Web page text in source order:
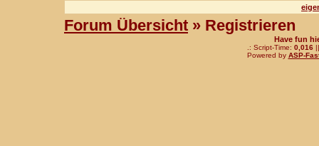
Forum Übersicht » Registrieren
Have fun
.: Script-Time: 0,016||
Powered by ASP-